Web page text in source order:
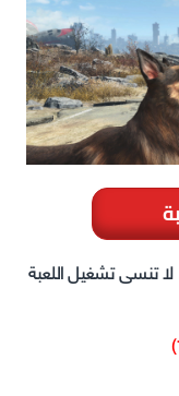
لا تنسى تشغيل اللعبة